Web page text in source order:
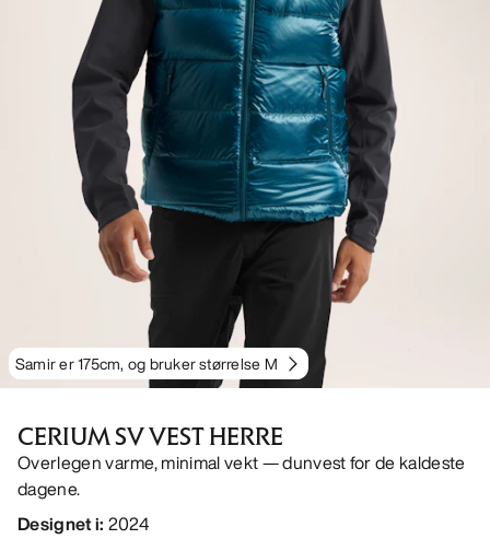
Samir er 175cm, og bruker størrelse M
CERIUM SV VEST HERRE
Overlegen varme, minimal vekt — dunvest for de kaldeste
dagene.
Designet i: 2024